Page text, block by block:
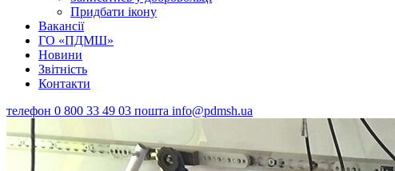
Придбати ікону
Вакансії
ГО «ПДМШ»
Новини
Звітність
Контакти
телефон 0 800 33 49 03 пошта info@pdmsh.ua